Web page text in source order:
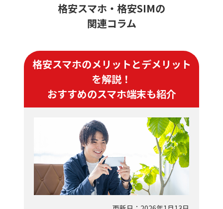
格安スマホ・格安SIMの
関連コラム
格安スマホのメリットとデメリット
を解説！
おすすめのスマホ端末も紹介